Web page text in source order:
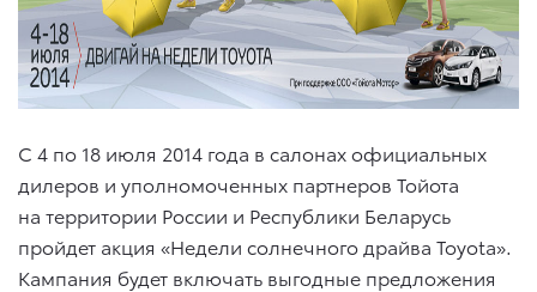
С 4 по 18 июля 2014 года в салонах официальных
дилеров и уполномоченных партнеров Тойота
на территории России и Республики Беларусь
пройдет акция «Недели солнечного драйва Toyota».
Кампания будет включать выгодные предложения